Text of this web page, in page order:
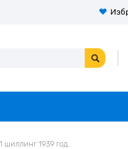
1939 год.